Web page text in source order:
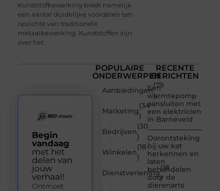
Kunststofbewerking biedt namelijk
een aantal duidelijke voordelen ten
opzichte van traditionele
metaalbewerking. Kunststoffen zijn
over het
POPULAIRE
ONDERWERPEN
Aanbiedingen
(79
)
Marketing
(34
)
Bedrijven
(30
)
Winkelen
(18
)
Dienstverlening
(18
)
RECENTE
BERICHTEN
Een
warmtepomp
aansluiten met
een elektricien
in Barneveld
Oorontsteking
bij uw kat
herkennen en
laten
behandelen
door de
dierenarts
Begin
vandaag
met het
delen van
jouw
verhaal!
Ontmoet